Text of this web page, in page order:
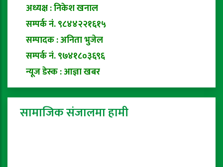
अध्यक्ष : निकेश खनाल
सम्पर्क नं. ९८४४२२१६१५
सम्पादक : अनिता भुजेल
सम्पर्क नं. ९७४१८०३६९६
न्यूज डेस्क : आज्ञा खबर
सामाजिक संजालमा हामी